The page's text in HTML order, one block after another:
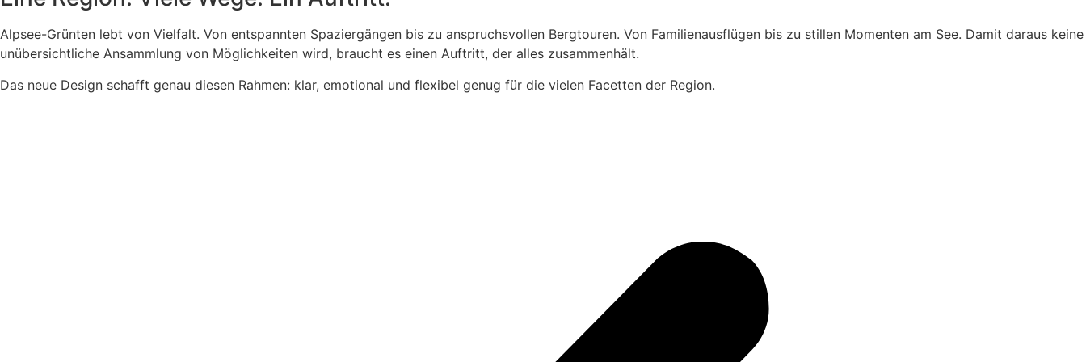
Alpsee-Grünten lebt von Vielfalt. Von entspannten Spaziergängen bis zu anspruchsvollen Bergtouren. Von Familienausflügen bis zu stillen Momenten am See. Damit daraus keine
unübersichtliche Ansammlung von Möglichkeiten wird, braucht es einen Auftritt, der alles zusammenhält.
Das neue Design schafft genau diesen Rahmen: klar, emotional und flexibel genug für die vielen Facetten der Region.